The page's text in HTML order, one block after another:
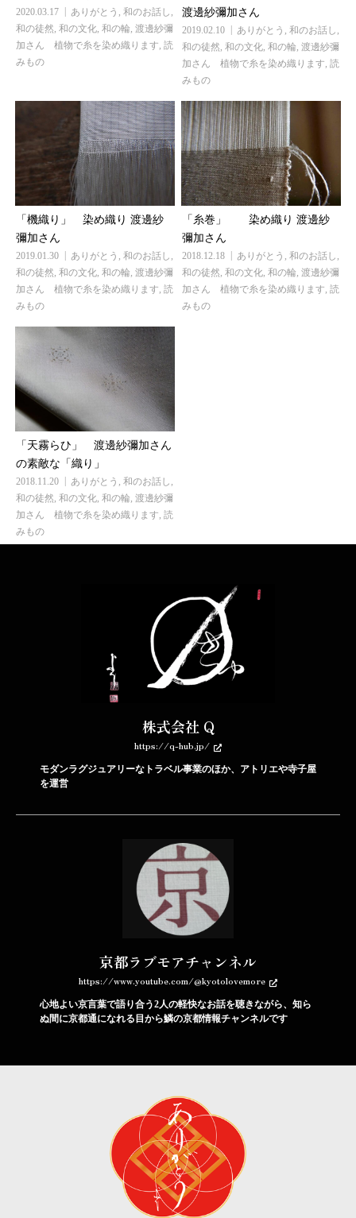
2020.03.17 ありがとう 和のお話し
和の徒然 和の文化 和の輪 渡邊紗彌
加さん 植物で糸を染め織ります 読
みもの
渡邊紗彌加さん
2019.02.10 ありがとう , 和のお話し ,
和の徒然, 和の文化, 和の輪, 渡邊紗彌
加さん 植物で糸を染め織ります, 読
みもの
「機織り」 染め織り 渡邊紗
彌加さん
2019.01.30 ありがとう 和のお話し
和の徒然 和の文化 和の輪 渡邊紗彌
加さん 植物で糸を染め織ります 読
みもの
「糸巻」 染め織り 渡邊紗
彌加さん
2018.12.18 ありがとう , 和のお話し ,
和の徒然, 和の文化, 和の輪, 渡邊紗彌
加さん 植物で糸を染め織ります, 読
みもの
「天霧らひ」 渡邊紗彌加さん
の素敵な「織り」
2018.11.20 ありがとう , 和のお話し ,
和の徒然, 和の文化, 和の輪, 渡邊紗彌
加さん 植物で糸を染め織ります, 読
みもの
株式会社 Q
https://q-hub.jp/
モダンラグジュアリーなトラベル事業のほか、アトリエや寺子屋
を運営
京都ラブモアチャンネル
https://www.youtube.com/@kyotolovemore
心地よい京言葉で語り合う2人の軽快なお話を聴きながら、知ら
ぬ間に京都通になれる目から鱗の京都情報チャンネルです